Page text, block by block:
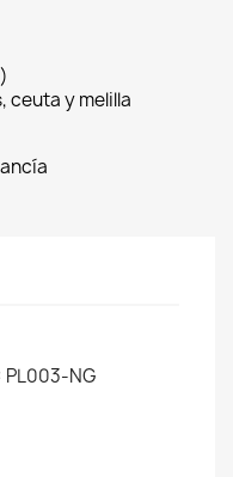
ceuta y melilla
PL003-NG